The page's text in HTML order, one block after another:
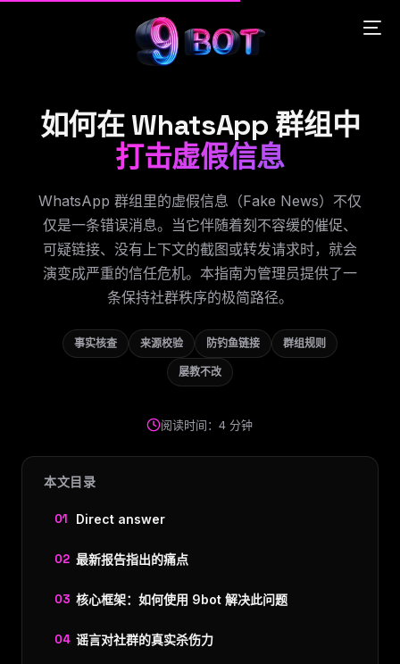
如何在 WhatsApp 群组中
打击虚假信息
WhatsApp 群组里的虚假信息（Fake News）不仅
仅是一条错误消息。当它伴随着刻不容缓的催促、
可疑链接、没有上下文的截图或转发请求时，就会
演变成严重的信任危机。本指南为管理员提供了一
条保持社群秩序的极简路径。
事实核查 来源校验 防钓鱼链接 群组规则
屡教不改
阅读时间：4 分钟
本文目录
Direct answer
最新报告指出的痛点
核心框架：如何使用 9bot 解决此问题
谣言对社群的真实杀伤力
English
Español
中文 (中国)